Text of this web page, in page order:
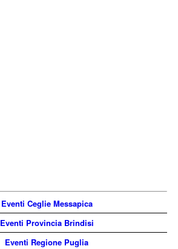
Eventi Ceglie Messapica
Eventi Provincia Brindisi
Eventi Regione Puglia